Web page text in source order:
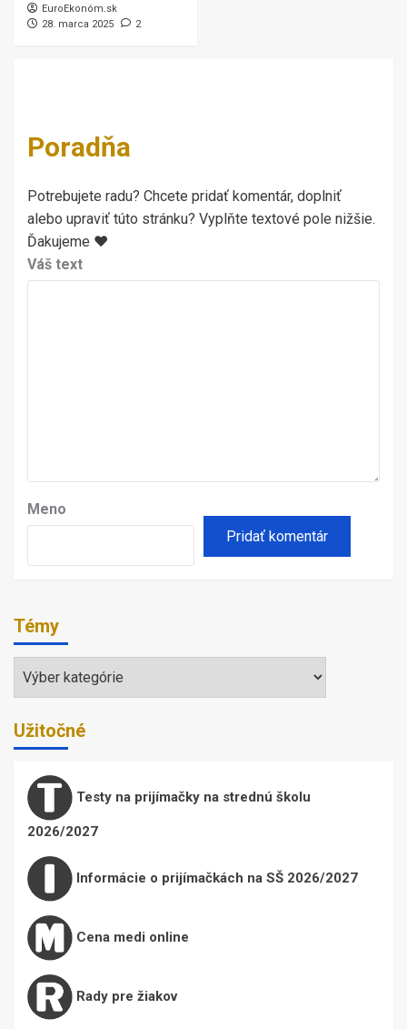
EuroEkonóm.sk
28. marca 2025
2
Poradňa
Potrebujete radu? Chcete pridať komentár, doplniť
alebo upraviť túto stránku? Vyplňte textové pole nižšie.
Ďakujeme ♥
Váš text
Meno
Témy
Témy
Užitočné
Testy na prijímačky na strednú školu
2026/2027
Informácie o prijímačkách na SŠ 2026/2027
Cena medi online
Rady pre žiakov